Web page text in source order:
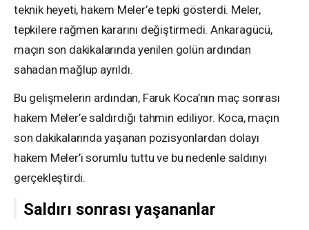
teknik heyeti, hakem Meler’e tepki gösterdi. Meler,
tepkilere rağmen kararını değiştirmedi. Ankaragücü,
maçın son dakikalarında yenilen golün ardından
sahadan mağlup ayrıldı.
Bu gelişmelerin ardından, Faruk Koca’nın maç sonrası
hakem Meler’e saldırdığı tahmin ediliyor. Koca, maçın
son dakikalarında yaşanan pozisyonlardan dolayı
hakem Meler’i sorumlu tuttu ve bu nedenle saldırıyı
gerçekleştirdi.
Saldırı sonrası yaşananlar